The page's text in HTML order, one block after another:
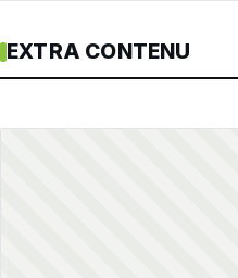
EXTRA CONTENU